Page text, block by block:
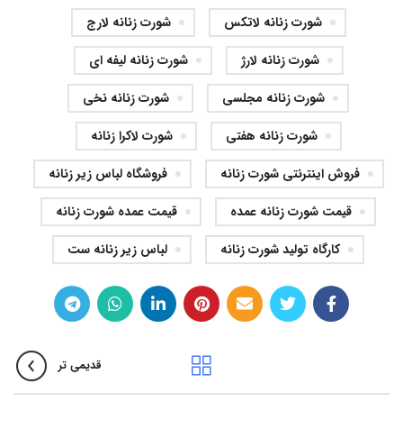
شورت زنانه لاتکس
شورت زنانه لارج
شورت زنانه لارژ
شورت زنانه لیفه ای
شورت زنانه مجلسی
شورت زنانه نخی
شورت زنانه هفتی
شورت لاکرا زنانه
فروش اینترنتی شورت زنانه
فروشگاه لباس زير زنانه
قیمت شورت زنانه عمده
قیمت عمده شورت زنانه
کارگاه تولید شورت زنانه
لباس زير زنانه ست
قدیمی تر